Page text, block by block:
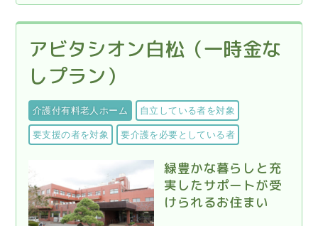
アビタシオン白松（一時金な
しプラン）
介護付有料老人ホーム 自立している者を対象
要支援の者を対象 要介護を必要としている者
緑豊かな暮らしと充
実したサポートが受
けられるお住まい